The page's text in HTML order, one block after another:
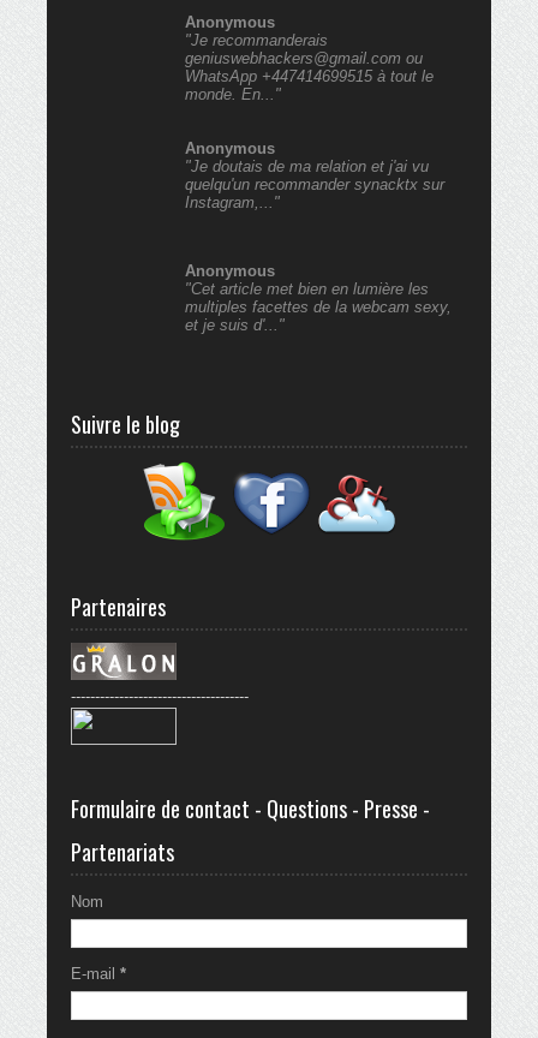
Anonymous
"Je recommanderais
geniuswebhackers@gmail.com ou
WhatsApp +447414699515 à tout le
monde. En..."
Anonymous
"Je doutais de ma relation et j'ai vu
quelqu'un recommander synacktx sur
Instagram,..."
Anonymous
"Cet article met bien en lumière les
multiples facettes de la webcam sexy,
et je suis d'..."
Suivre le blog
Partenaires
-------------------------------------
Formulaire de contact - Questions - Presse -
Partenariats
Nom
E-mail *